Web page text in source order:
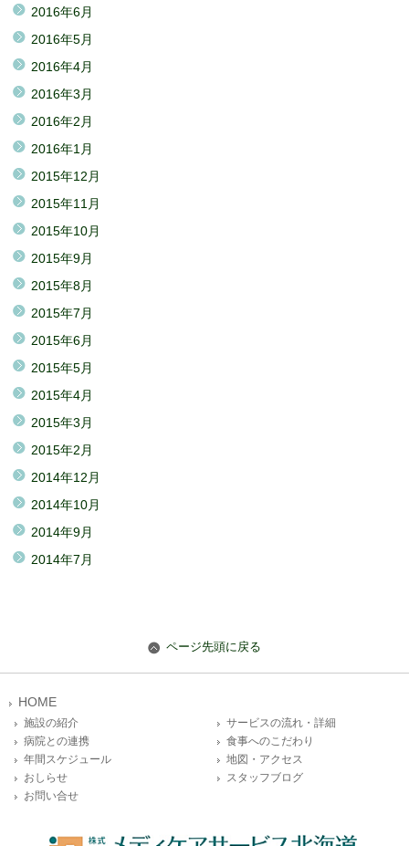
2016年6月
2016年5月
2016年4月
2016年3月
2016年2月
2016年1月
2015年12月
2015年11月
2015年10月
2015年9月
2015年8月
2015年7月
2015年6月
2015年5月
2015年4月
2015年3月
2015年2月
2014年12月
2014年10月
2014年9月
2014年7月
ページ先頭に戻る
HOME
施設の紹介
サービスの流れ・詳細
病院との連携
食事へのこだわり
年間スケジュール
地図・アクセス
おしらせ
スタッフブログ
お問い合せ